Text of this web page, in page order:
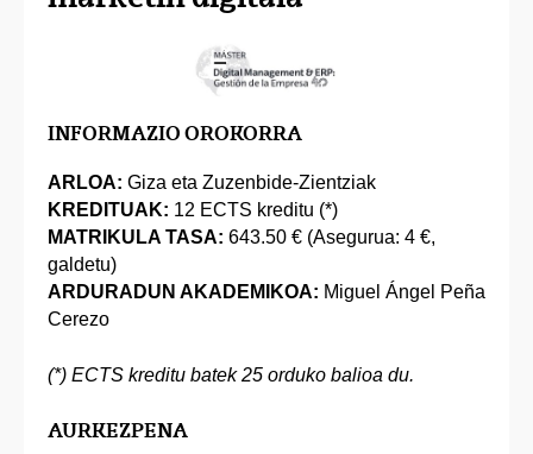
INFORMAZIO OROKORRA
ARLOA: Giza eta Zuzenbide-Zientziak
KREDITUAK: 12 ECTS kreditu (*)
MATRIKULA TASA: 643.50 € (Asegurua: 4 €,
galdetu)
ARDURADUN AKADEMIKOA: Miguel Ángel Peña
Cerezo
(*) ECTS kreditu batek 25 orduko balioa du.
AURKEZPENA